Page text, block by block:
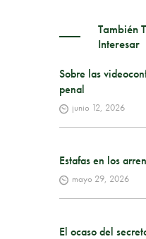
También
Interesar
Sobre las
penal
junio 12, 2026
Estafas en los
mayo 29, 2026
El ocaso del